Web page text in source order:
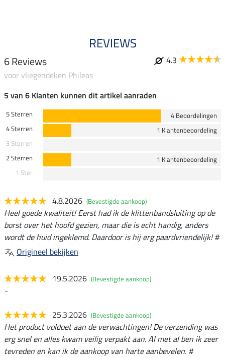
REVIEWS
6 Reviews
4.3
voor vliegendeken Phileas
5 van 6 Klanten kunnen dit artikel aanraden
5 Sterren
4 Beoordelingen
4 Sterren
1 Klantenbeoordeling
3 Sterren
2 Sterren
1 Klantenbeoordeling
1 Ster
4.8.2026 (Bevestigde aankoop)
Heel goede kwaliteit! Eerst had ik de klittenbandsluiting op de
borst over het hoofd gezien, maar die is echt handig, anders
wordt de huid ingeklemd. Daardoor is hij erg paardvriendelijk! #
Origineel bekijken
19.5.2026 (Bevestigde aankoop)
-
25.3.2026 (Bevestigde aankoop)
Het product voldoet aan de verwachtingen! De verzending was
erg snel en alles kwam veilig verpakt aan. Al met al ben ik zeer
tevreden en kan ik de aankoop van harte aanbevelen. #